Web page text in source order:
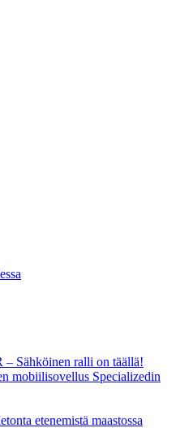
– Sähköinen ralli on täällä!
mobiilisovellus Specializedin
etenemistä maastossa